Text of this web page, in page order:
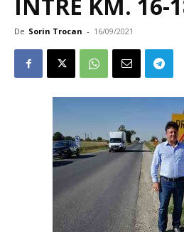
ÎNTRE KM. 16-
De Sorin Trocan - 16/09/2021